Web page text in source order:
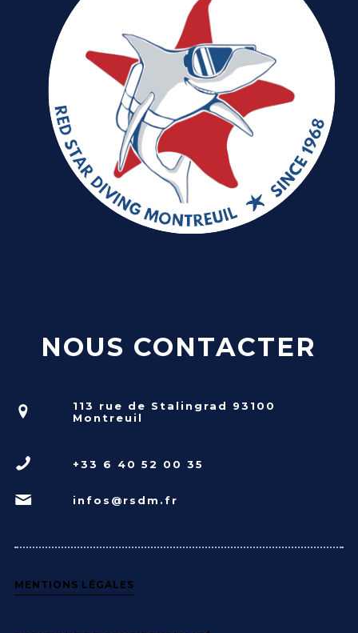
NOUS CONTACTER
113 rue de Stalingrad 93100
Montreuil
+33 6 40 52 00 35
infos@rsdm.fr
MENTIONS LÉGALES